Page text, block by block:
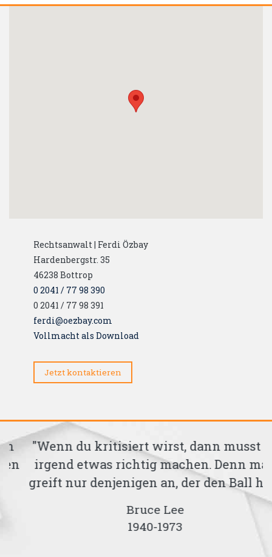
Rechtsanwalt | Ferdi Özbay
Hardenbergstr. 35
46238 Bottrop
0 2041 / 77 98 390
0 2041 / 77 98 391
ferdi@oezbay.com
Vollmacht als Download
Jetzt kontaktieren
"Wenn du kritisiert wirst, dann musst du
irgend etwas richtig machen. Denn man
greift nur denjenigen an, der den Ball hat."
Bruce Lee
1940-1973